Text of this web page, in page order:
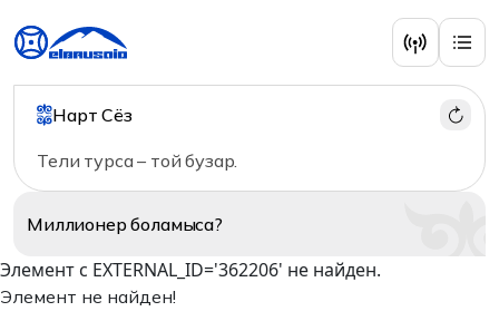
Нарт Сёз
Тели турса – той бузар.
Миллионерболамыса?
Элемент с EXTERNAL_ID='362206' не найден.
Элемент не найден!